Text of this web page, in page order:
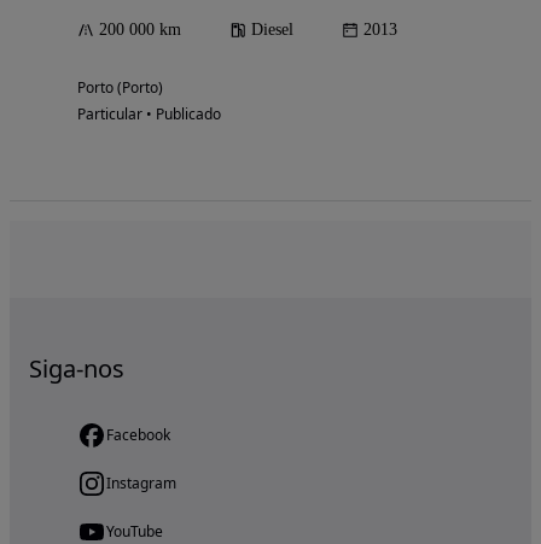
200 000 km Diesel 2013
Porto (Porto)
Particular • Publicado
Siga-nos
Facebook
Instagram
YouTube